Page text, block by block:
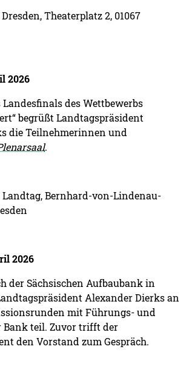
Theaterplatz 2, 01067
2026
Landesfinals des Wettbewerbs
begrüßt Landtagspräsident
die Teilnehmerinnen und
.
Landtag, Bernhard-von-Lindenau-
2026
der Sächsischen Aufbaubank in
Alexander Dierks an
mit Führungs- und
Bank teil. Zuvor trifft der
den Vorstand zum Gespräch.